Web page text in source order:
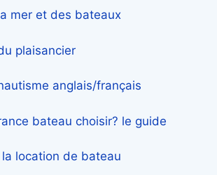
mer et des bateaux
plaisancier
anglais/français
bateau choisir? le guide
location de bateau